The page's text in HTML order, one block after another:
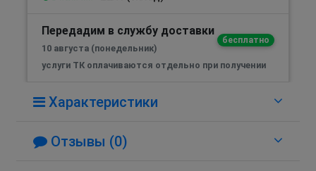
Передадим в службу доставки
бесплатно
10 августа (понедельник)
услуги ТК оплачиваются отдельно при получении
Характеристики
Отзывы (0)